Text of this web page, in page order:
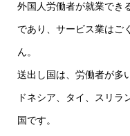
外国人労働者が就業でき
であり、サービス業はご
ん。
送出し国は、労働者が多
ドネシア、タイ、スリラ
国です。